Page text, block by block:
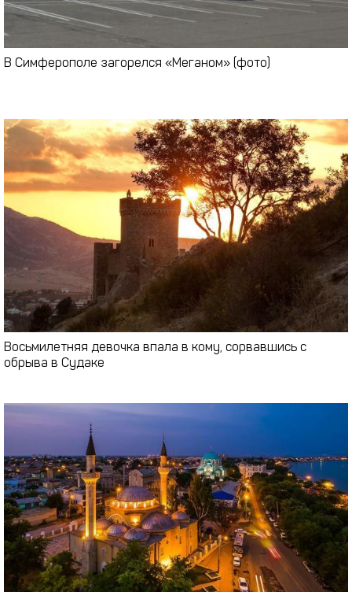
В Симферополе загорелся «Меганом» (фото)
Восьмилетняя девочка впала в кому, сорвавшись с
обрыва в Судаке